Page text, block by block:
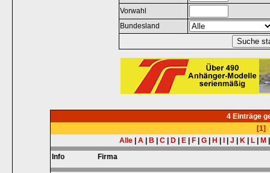
Vorwahl
Bundesland
4 Einträge
[1]
Alle
A B C D E F G H J K L M
Info
Firma